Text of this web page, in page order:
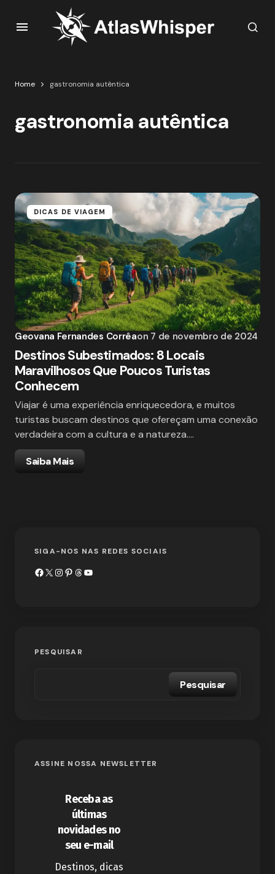
Home gastronomia autêntica
gastronomia autêntica
DICAS DE VIAGEM
Geovana Fernandes Corrêaon 7 de novembro de 2024
Destinos Subestimados: 8 Locais
Maravilhosos Que Poucos Turistas
Conhecem
Viajar é uma experiência enriquecedora, e muitos
turistas buscam destinos que ofereçam uma conexão
verdadeira com a cultura e a natureza.…
Saiba Mais
SIGA-NOS NAS REDES SOCIAIS
PESQUISAR
Pesquisar
ASSINE NOSSA NEWSLETTER
Receba as
últimas
novidades no
seu e-mail
Destinos, dicas